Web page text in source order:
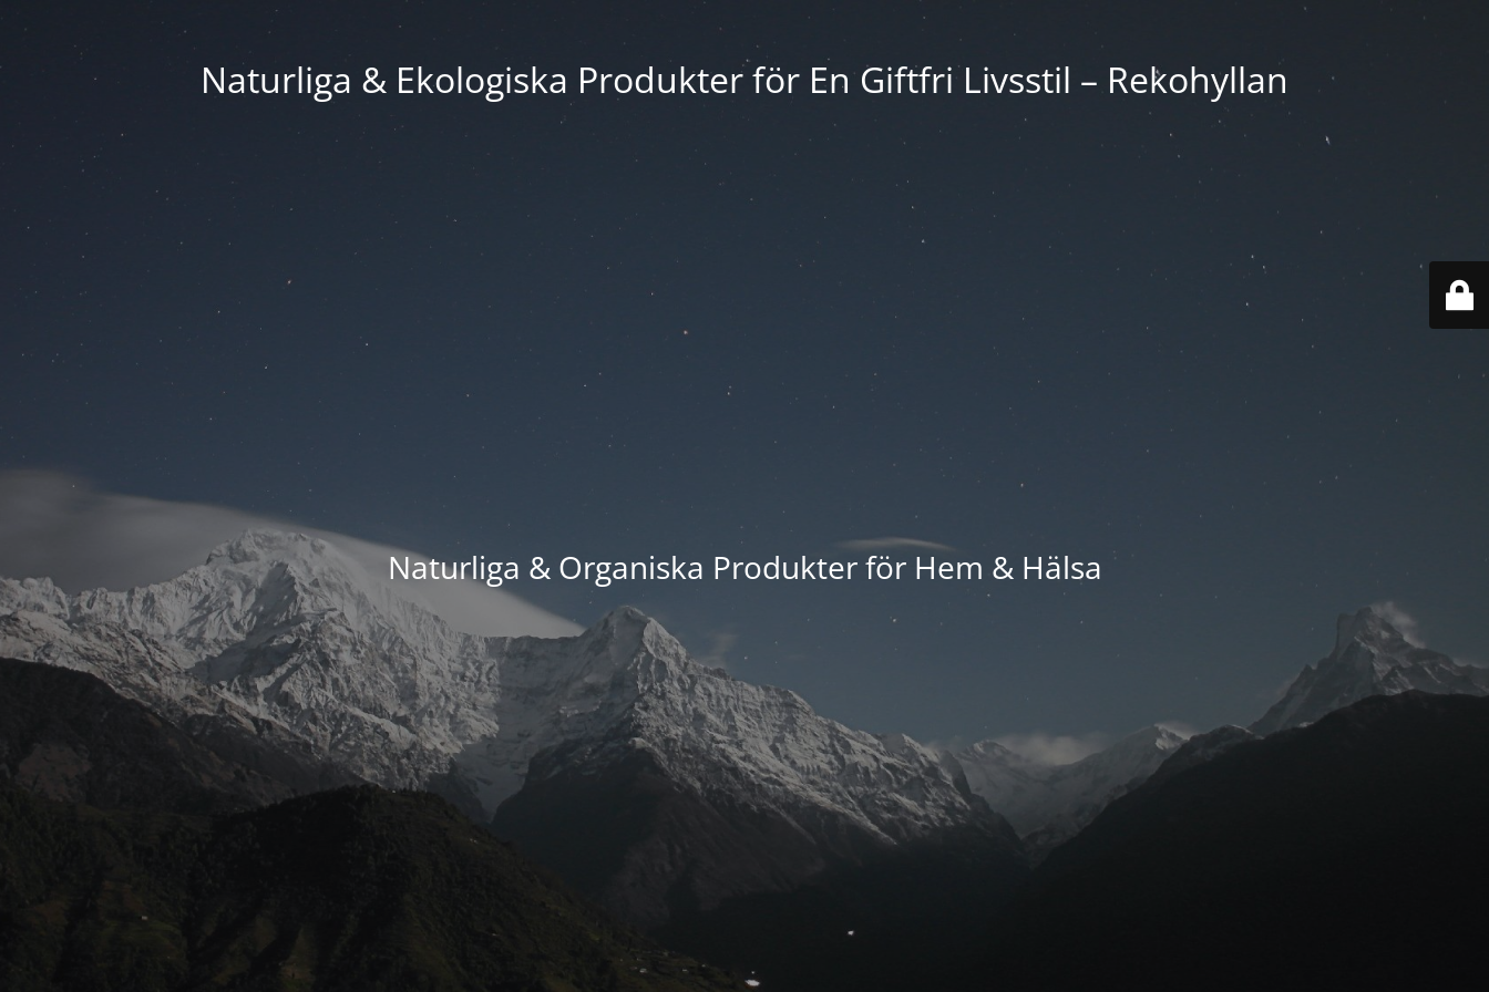
Naturliga & Ekologiska Produkter för En Giftfri Livsstil – Rekohyllan
Naturliga & Organiska Produkter för Hem & Hälsa